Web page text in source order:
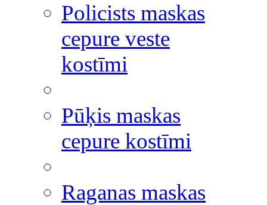
Policists maskas
cepure veste
kostīmi
Pūķis maskas
cepure kostīmi
Raganas maskas